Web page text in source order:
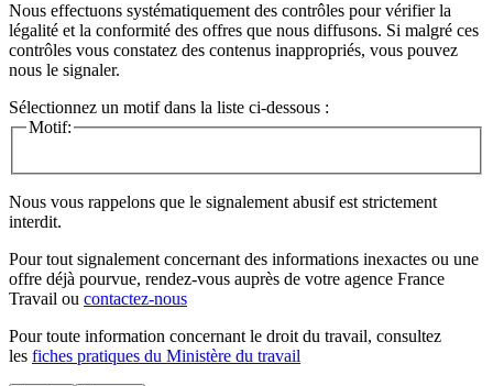
Nous effectuons systématiquement des contrôles pour vérifier la
légalité et la conformité des offres que nous diffusons. Si malgré ces
contrôles vous constatez des contenus inappropriés, vous pouvez
nous le signaler.
Sélectionnez un motif dans la liste ci-dessous :
Motif:
Nous vous rappelons que le signalement abusif est strictement
interdit.
Pour tout signalement concernant des informations inexactes ou une
offre déjà pourvue, rendez-vous auprès de votre agence France
Travail ou contactez-nous
Pour toute information concernant le droit du travail, consultez
les fiches pratiques du Ministère du travail